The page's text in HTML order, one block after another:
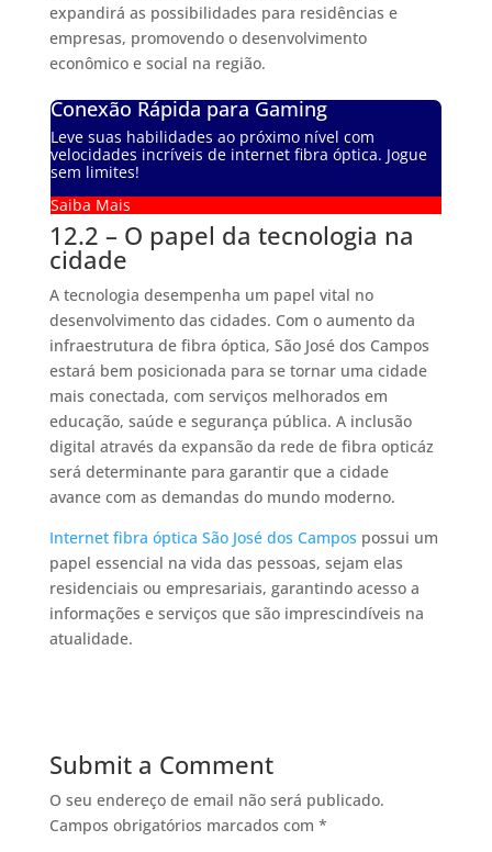
expandirá as possibilidades para residências e
empresas, promovendo o desenvolvimento
econômico e social na região.
Conexão Rápida para Gaming
Leve suas habilidades ao próximo nível com
velocidades incríveis de internet fibra óptica. Jogue
sem limites!
Saiba Mais
12.2 – O papel da tecnologia na
cidade
A tecnologia desempenha um papel vital no
desenvolvimento das cidades. Com o aumento da
infraestrutura de fibra óptica, São José dos Campos
estará bem posicionada para se tornar uma cidade
mais conectada, com serviços melhorados em
educação, saúde e segurança pública. A inclusão
digital através da expansão da rede de fibra opticáz
será determinante para garantir que a cidade
avance com as demandas do mundo moderno.
Internet fibra óptica São José dos Campos possui um
papel essencial na vida das pessoas, sejam elas
residenciais ou empresariais, garantindo acesso a
informações e serviços que são imprescindíveis na
atualidade.
Submit a Comment
O seu endereço de email não será publicado.
Campos obrigatórios marcados com *